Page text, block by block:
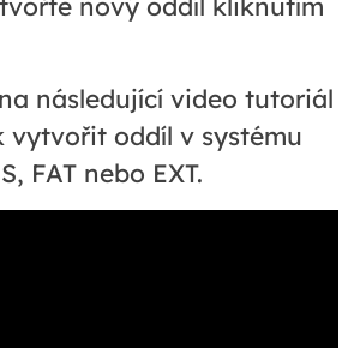
následující video tutoriál
vytvořit oddíl v systému
FAT nebo EXT.